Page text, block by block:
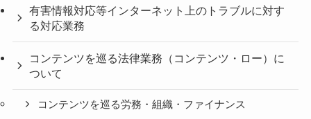
有害情報対応等インターネット上のトラブルに対す
る対応業務
コンテンツを巡る法律業務（コンテンツ・ロー）に
ついて
コンテンツを巡る労務・組織・ファイナンス